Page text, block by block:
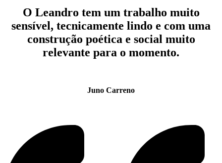
O Leandro tem um trabalho muito
sensível, tecnicamente lindo e com uma
construção poética e social muito
relevante para o momento.
Juno Carreno